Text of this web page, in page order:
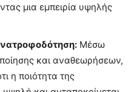
μια εμπειρία υψηλής
Μέσω
και αναθεωρήσεων,
η ποιότητα της